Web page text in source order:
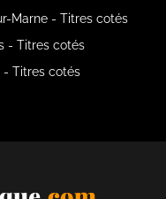
Marne - Titres cotés
- Titres cotés
- Titres cotés